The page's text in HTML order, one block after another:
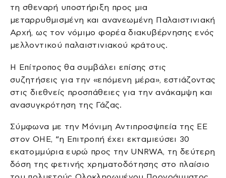
τη σθεναρή υποστήριξη προς μια
μεταρρυθμισμένη και ανανεωμένη Παλαιστινιακή
Αρχή, ως τον νόμιμο φορέα διακυβέρνησης ενός
μελλοντικού παλαιστινιακού κράτους.
Η Επίτροπος θα συμβάλει επίσης στις
συζητήσεις για την «επόμενη μέρα», εστιάζοντας
στις διεθνείς προσπάθειες για την ανάκαμψη και
ανασυγκρότηση της Γάζας.
Σύμφωνα με την Μόνιμη Αντιπροσψπεία της ΕΕ
στον ΟΗΕ, “η Επιτροπή έχει εκταμιεύσει 30
εκατομμύρια ευρώ προς την UNRWA, τη δεύτερη
δόση της φετινής χρηματοδότησης στο πλαίσιο